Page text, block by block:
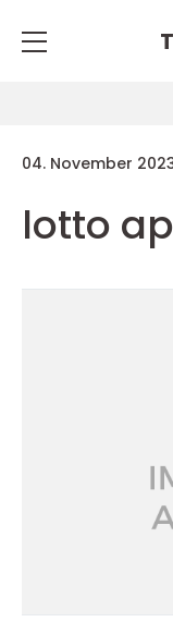
04. November
lotto